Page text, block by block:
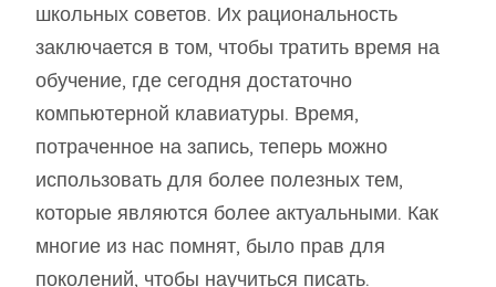
школьных советов. Их рациональность
заключается в том, чтобы тратить время на
обучение, где сегодня достаточно
компьютерной клавиатуры. Время,
потраченное на запись, теперь можно
использовать для более полезных тем,
которые являются более актуальными. Как
многие из нас помнят, было прав для
поколений, чтобы научиться писать.